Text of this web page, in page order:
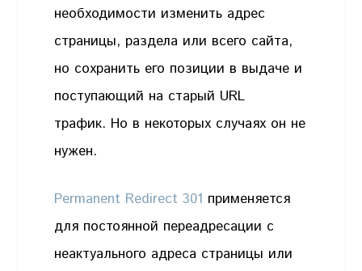
необходимости изменить адрес
страницы, раздела или всего сайта,
но сохранить его позиции в выдаче и
поступающий на старый URL
трафик. Но в некоторых случаях он не
нужен.
Permanent Redirect 301 применяется
для постоянной переадресации с
неактуального адреса страницы или